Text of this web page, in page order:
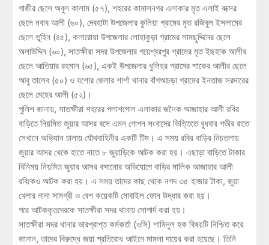
গাজীর ছেলে অবুল কালাম (৫৭), শহরের কামালনগর এলাকার মৃত এলাই বক্সের
ছেলে নবাব আলী (৬০), দেবহাটা উপজেলার কুলিয়া গ্রামের মৃত রজিবুল ইসলামের
ছেলে তুহিন (৪৫), কলারোয়া উপজেলার লোহাকুড়া গ্রামের সামছুদ্দিনের ছেলে
অলাউদ্দিন (৬০), সাতক্ষীরা সদর উপজেলার গয়েশ্বরপুর গ্রামের মৃত ইছহাক আলীর
ছেলে আতিয়ার রহমান (৬৫), একই উপজেলার ধুলিহর গ্রামের শাকের আলীর ছেলে
আবু তালেব (৫০) ও যশোর জেলার শার্শা থানার বাঁগআচড়া গ্রামের ইনতাজ সরদারের
ছেলে মেহের আলী (৫২)।
পুলিশ জানায়, সাতক্ষীরা শহরের পলাশপোল এলাকার জনৈক আজাহার আলী রবির
বাড়িতে নিয়মিত জুয়ার আসর বসে এমন গোপন সংবাদের ভিত্তিতে বুধবার গভীর রাতে
সেখানে অভিযান চালায় যৌথবাহিনীর একটি টিম। এ সময় রবির বাড়ির নিচতলায়
জুয়ার আসর থেকে হাতে নাতে ৮ জুয়াড়িকে আটক করা হয়। এছাড়া বাড়িতে টাকার
বিনিময় নিয়মিত জুয়ার আসর বসানোর অভিযোগে বাড়ির মালিক আজাহার আলী
রবিকেও আটক করা হয়। এ সময় তাদের কাছ থেকে নগদ ৩৫ হাজার টাকা, জুয়া
খেলার নানা সামগ্রী ও বেশ কয়েকটি মোবাইল ফোন উদ্ধার করা হয়।
পরে আটককৃতদেরকে সাতক্ষীরা সদর থানায় সোপার্দ করা হয়।
সাতক্ষীরা সদর থানার ভারপ্রাপ্ত কর্মকর্তা (ওসি) শামিনুল হক বিষয়টি নিশ্চিত করে
জানান, তাদের বিরুদ্ধে জয়া প্রতিরোধ আইনে মামলা দায়ের করা হয়েছে। তিনি